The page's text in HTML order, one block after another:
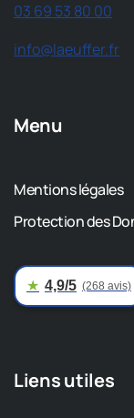
03 69 53 80 00
info@laeuffer.fr
Menu
Mentions légales
Protection des
★ 4,9/5 (268 avis)
Liens utiles